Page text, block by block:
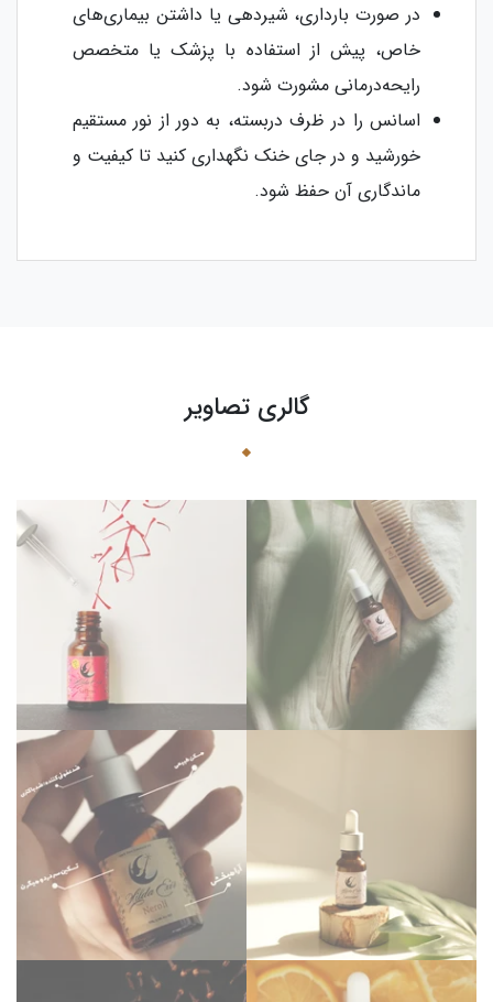
در صورت بارداری، شیردهی یا داشتن بیماری‌های
خاص، پیش از استفاده با پزشک یا متخصص
رایحه‌درمانی مشورت شود.
اسانس را در ظرف دربسته، به دور از نور مستقیم
خورشید و در جای خنک نگهداری کنید تا کیفیت و
ماندگاری آن حفظ شود.
گالری تصاویر